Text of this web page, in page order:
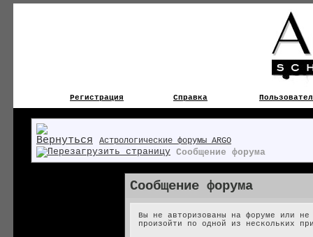
Регистрация Справка
Астрологические форумы ARGO
Сообщение форума
Сообщение форума
Вы не авторизованы на форуме или
произойти по одной из нескольких